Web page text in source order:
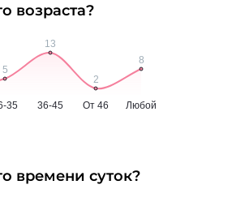
возраста?
времени суток?